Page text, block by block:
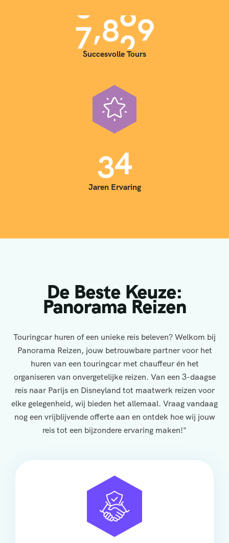
7,000
Succesvolle Tours
35
Jaren Ervaring
De Beste Keuze:
Panorama Reizen
Touringcar huren of een unieke reis beleven? Welkom bij
Panorama Reizen, jouw betrouwbare partner voor het
huren van een touringcar met chauffeur én het
organiseren van onvergetelijke reizen. Van een 3-daagse
reis naar Parijs en Disneyland tot maatwerk reizen voor
elke gelegenheid, wij bieden het allemaal. Vraag vandaag
nog een vrijblijvende offerte aan en ontdek hoe wij jouw
reis tot een bijzondere ervaring maken!"